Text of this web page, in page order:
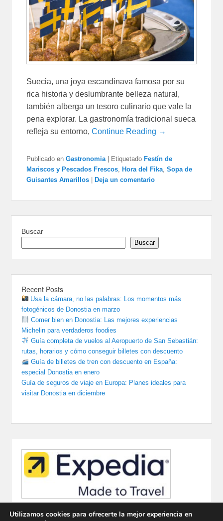
Suecia, una joya escandinava famosa por su
rica historia y deslumbrante belleza natural,
también alberga un tesoro culinario que vale la
pena explorar. La gastronomía tradicional sueca
refleja su entorno,Continue Reading →
Publicado en Gastronomia | Etiquetado Festín de
Mariscos y Pescados Frescos ,Hora del Fika ,Sopa de
Guisantes Amarillos |Deja un comentario
Buscar
Buscar
Recent Posts
Usa la cámara, no las palabras: Los momentos más
fotogénicos de Donostia en marzo
Comer bien en Donostia: Las mejores experiencias
Michelin para verdaderos foodies
Guía completa de vuelos al Aeropuerto de San Sebastián:
rutas, horarios y cómo conseguir billetes con descuento
Guía de billetes de tren con descuento en España:
especial Donostia en enero
Guía de seguros de viaje en Europa: Planes ideales para
visitar Donostia en diciembre
Utilizamos cookies para ofrecerte la mejor experiencia en